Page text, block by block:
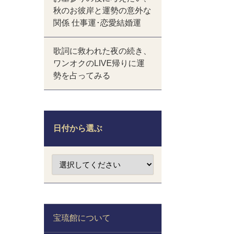
秋のお彼岸と運勢の意外な
関係 仕事運･恋愛結婚運
歌詞に救われた夜の続き、
ワンオクのLIVE帰りに運
勢を占ってみる
日付から選ぶ
宝琉館について